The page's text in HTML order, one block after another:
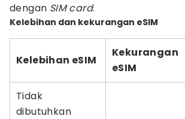
dengan SIM card.
Kelebihan dan kekurangan eSIM
Kelebihan eSIM
Kekurangan
eSIM
Tidak
dibutuhkan